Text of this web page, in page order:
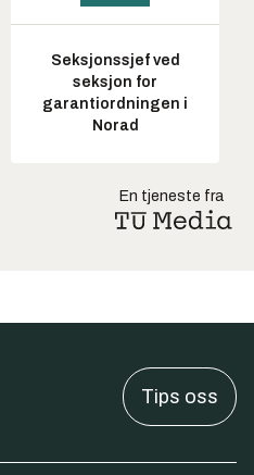
Seksjonssjef ved
seksjon for
garantiordningen i
Norad
En tjeneste fra
Tips oss